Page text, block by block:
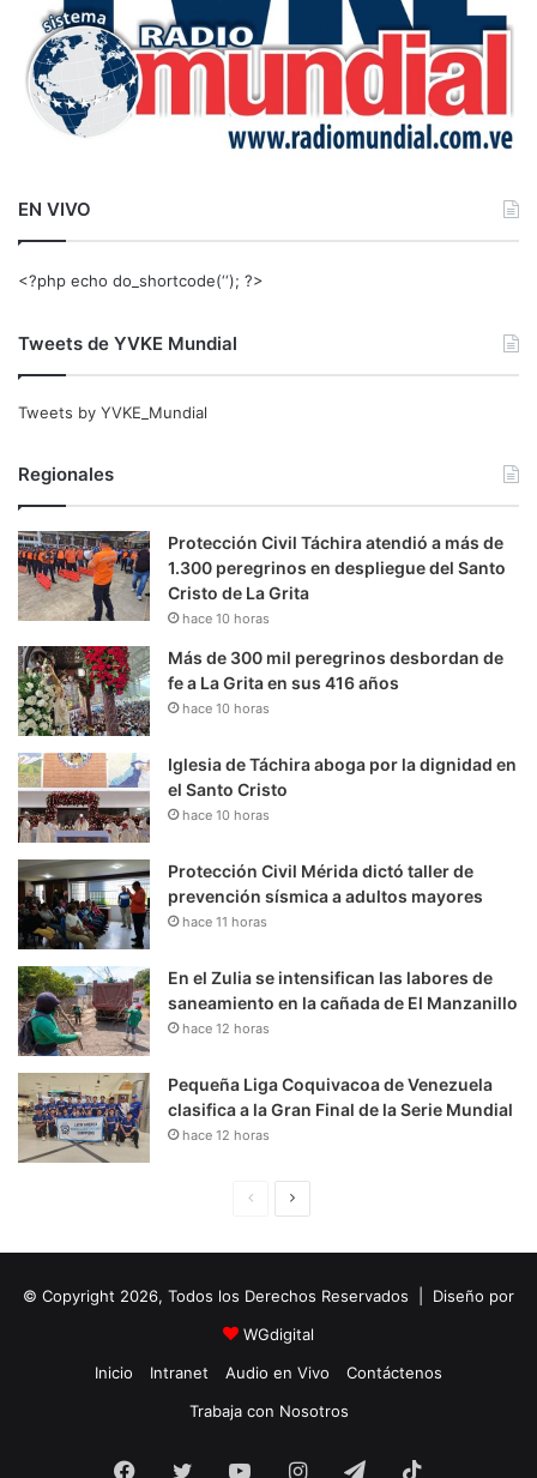
EN VIVO
<?php echo do_shortcode(‘‘); ?>
Tweets de YVKE Mundial
Tweets by YVKE_Mundial
Regionales
Protección Civil Táchira atendió a más de
1.300 peregrinos en despliegue del Santo
Cristo de La Grita
hace 10 horas
Más de 300 mil peregrinos desbordan de
fe a La Grita en sus 416 años
hace 10 horas
Iglesia de Táchira aboga por la dignidad en
el Santo Cristo
hace 10 horas
Protección Civil Mérida dictó taller de
prevención sísmica a adultos mayores
hace 11 horas
En el Zulia se intensifican las labores de
saneamiento en la cañada de El Manzanillo
hace 12 horas
Pequeña Liga Coquivacoa de Venezuela
clasifica a la Gran Final de la Serie Mundial
hace 12 horas
i
n
a
u
i
e
e
© Copyright 2026, Todos los Derechos Reservados | Diseño por
WGdigital
Inicio
Intranet Audio en Vivo
Contáctenos
Trabaja con Nosotros
Facebook
Twitter YouTubeInstagramTelegram